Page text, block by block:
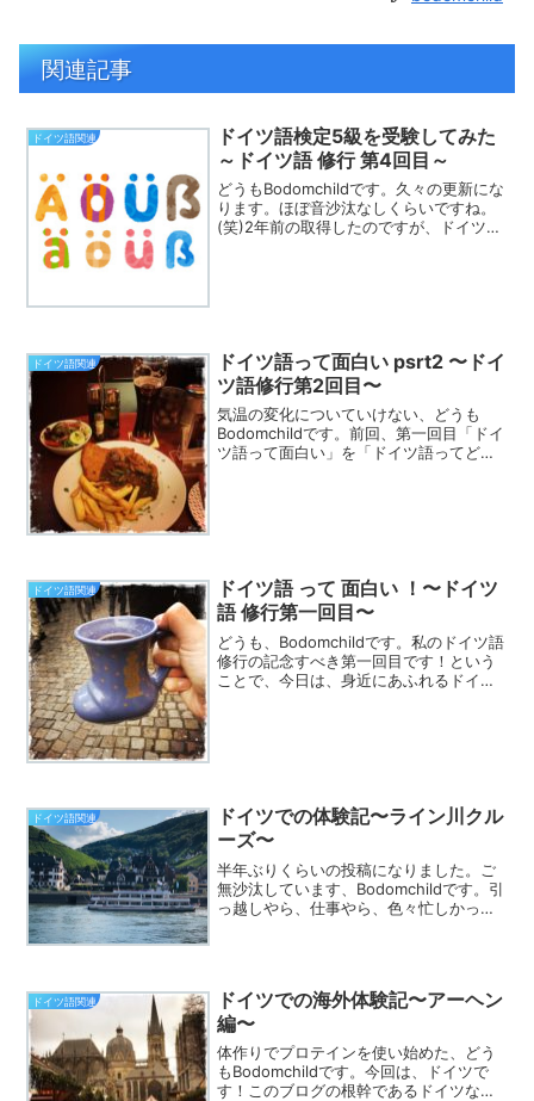
関連記事
ドイツ語関連
ドイツ語検定5級を受験してみた
～ドイツ語 修行 第4回目～
どうもBodomchildです。久々の更新にな
ります。ほぼ音沙汰なしくらいですね。
(笑)2年前の取得したのですが、ドイツ語
ドイツ語関連
ドイツ語って面白い psrt2 〜ドイ
ツ語修行第2回目〜
気温の変化についていけない、どうも
Bodomchildです。前回、第一回目「ドイ
ツ語って面白い」を「ドイツ語ってどん
ドイツ語関連
ドイツ語 って 面白い ！〜ドイツ
語 修行第一回目〜
どうも、Bodomchildです。私のドイツ語
修行の記念すべき第一回目です！という
ことで、今日は、身近にあふれるドイツ
ドイツ語関連
ドイツでの体験記〜ライン川クル
ーズ〜
半年ぶりくらいの投稿になりました。ご
無沙汰しています、Bodomchildです。引
っ越しやら、仕事やら、色々忙しかった
ドイツ語関連
ドイツでの海外体験記〜アーヘン
編〜
体作りでプロテインを使い始めた、どう
もBodomchildです。今回は、ドイツで
す！このブログの根幹であるドイツなの